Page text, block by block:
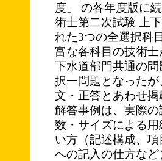
度」 の各年度版に
術士第二次試験 上
れた3つの全選択科
富な各科目の技術
下水道部門共通の
択一問題となった
文・正答とあわせ掲
解答事例は、実際
数・サイズによる
い方（記述構成、
への記入の仕方な